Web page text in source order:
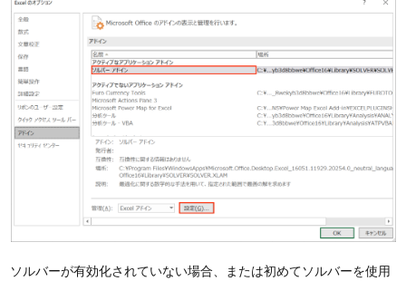
ソルバーが有効化されていない場合、または初めてソルバーを使用